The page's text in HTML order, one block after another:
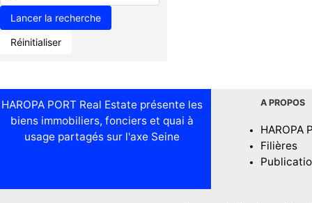
Réinitialiser
HAROPA PORT Real Estate présente les
biens immobiliers, fonciers et quai à
usage partagés sur l'axe Seine
A PROPOS
HAROPA
Filières